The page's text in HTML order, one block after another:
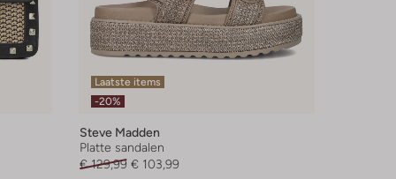
Laatste items
-20%
Steve Madden
Platte sandalen
€ 129,99 € 103,99